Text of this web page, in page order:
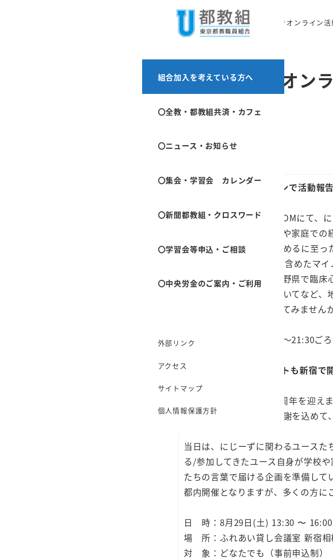
コ
組合加入を考えている方へ
〇全教・都教組共済・カフェ
〇ニュース・お知らせ
〇集会・学習会 カレンダー
〇新聞都教組・クロスワード
〇学習会等申込・ご相談
〇中央労金のご案内・ご利用
外部リンク
アクセス
サイトマップ
個人情報保護方針
お知らせ 「にじーず」でオンライン
「にじーず」でオン
も
投稿日
2026年6月10日 カテゴリー
○ 来週開催！オンラインで活動報
6月16日(火)20時からZOOMにて、
当日はユースたちの学校や家庭で
「にじーず盛岡」をはじめるに至
で、どうやってLGBTQを含めたマ
しているか、あるいは長野県で臨
どもたちとの関わりについてなど
ことについて一緒に考えてみませんか
日時：6月16日(火)20:00～21:30ご
○8 周年イベントも新宿で
にじーずはこの8月で10周年を迎
くださった皆さまへの感謝を込めて
当日は、にじーずに関わるユース
る/参加してきたユース自身が学校
たちの言葉で届ける企画を準備して
都内開催となりますが、多くの方に
日 時：8月29日(土) 13:30 〜 16:00
場 所：ふれあい貸し会議室 新宿相
対 象：どなたでも（事前申込制）